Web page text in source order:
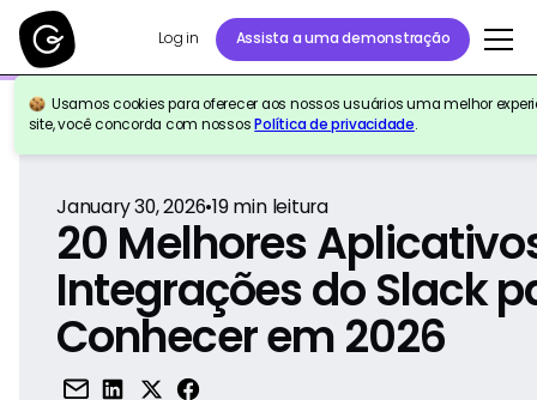
Log in Assista a uma demonstração
Usamos cookies para oferecer aos nossos usuários uma melhor
site, você concorda com nossosPolítica de privacidade.
Voltar para a referência
January 30, 2026•19min leitura
20 Melhores
Integrações do Slack
Conhecer em 2026